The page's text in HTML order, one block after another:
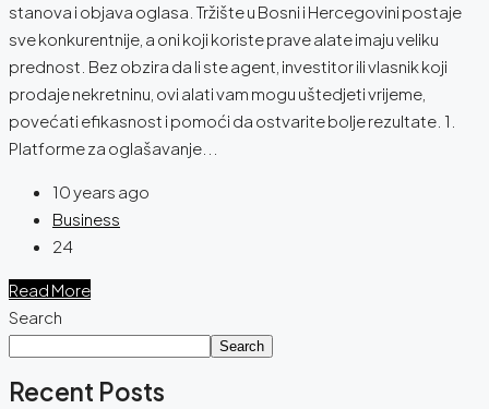
stanova i objava oglasa. Tržište u Bosni i Hercegovini postaje
sve konkurentnije, a oni koji koriste prave alate imaju veliku
prednost. Bez obzira da li ste agent, investitor ili vlasnik koji
prodaje nekretninu, ovi alati vam mogu uštedjeti vrijeme,
povećati efikasnost i pomoći da ostvarite bolje rezultate. 1.
Platforme za oglašavanje...
10 years ago
Business
24
Read More
Search
Search
Recent Posts